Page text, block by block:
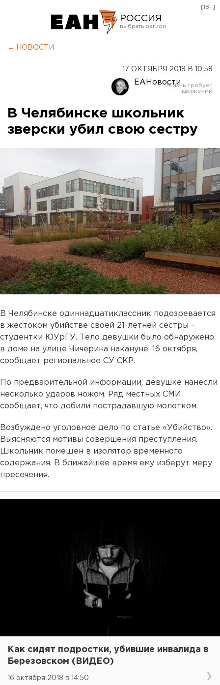
РОССИЯ
Оренбург
[18+]
← НОВОСТИ
17 ОКТЯБРЯ 2018 В 10:58
ЕАНовости
В Челябинске школьник
зверски убил свою сестру
В Челябинске одиннадцатиклассник подозревается
в жестоком убийстве своей 21-летней сестры –
студентки ЮУрГУ. Тело девушки было обнаружено
в доме на улице Чичерина накануне, 16 октября,
сообщает региональное СУ СКР.
По предварительной информации, девушке нанесли
несколько ударов ножом. Ряд местных СМИ
сообщает, что добили пострадавшую молотком.
Возбуждено уголовное дело по статье «Убийство».
Выясняются мотивы совершения преступления.
Школьник помещен в изолятор временного
содержания. В ближайшее время ему изберут меру
пресечения.
Как сидят подростки, убившие инвалида в
Березовском (ВИДЕО)
16 октября 2018 в 14:50